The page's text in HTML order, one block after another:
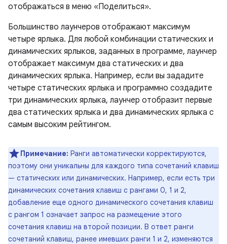
отображаться в меню «Поделиться».
Большинство лаунчеров отображают максимум
четыре ярлыка. Для любой комбинации статических и
динамических ярлыков, заданных в программе, лаунчер
отображает максимум два статических и два
динамических ярлыка. Например, если вы зададите
четыре статических ярлыка и программно создадите
три динамических ярлыка, лаунчер отобразит первые
два статических ярлыка и два динамических ярлыка с
самым высоким рейтингом.
Примечание: Ранги автоматически корректируются,
поэтому они уникальны для каждого типа сочетаний клавиш
— статических или динамических. Например, если есть три
динамических сочетания клавиш с рангами 0, 1 и 2,
добавление еще одного динамического сочетания клавиш
с рангом 1 означает запрос на размещение этого
сочетания клавиш на второй позиции. В ответ ранги
сочетаний клавиш, ранее имевших ранги 1 и 2, изменяются